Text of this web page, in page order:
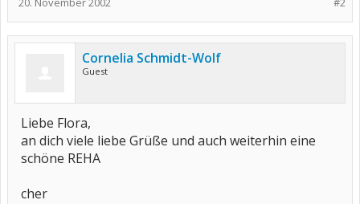
Cornelia Schmidt-Wolf
Guest
Liebe Flora,
an dich viele liebe Grüße und auch weiterhin eine
schöne REHA
cher